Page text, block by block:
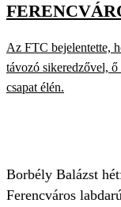
Az FTC bejelentette,
távozó sikeredzővel,
csapat élén.
Borbély Balázst
Ferencváros